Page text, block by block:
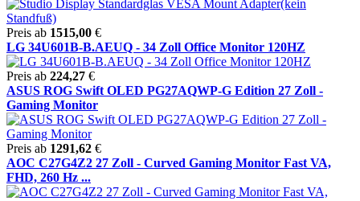
Preis ab 1515,00 €
LG 34U601B-B.AEUQ - 34 Zoll Office Monitor 120HZ
Preis ab 224,27 €
ASUS ROG Swift OLED PG27AQWP-G Edition 27 Zoll -
Gaming Monitor
Preis ab 1291,62 €
AOC C27G4Z2 27 Zoll - Curved Gaming Monitor Fast VA,
FHD, 260 Hz ...